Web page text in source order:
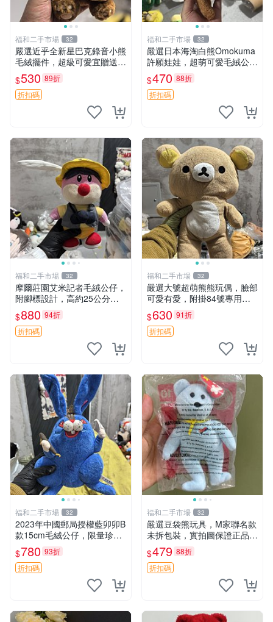
福和二手市場 32
嚴選近乎全新星巴克錄音小熊
毛絨擺件，超級可愛宜贈送掛
飾 錄音小熊 毛絨擺件 贈品
$530 89折
折扣碼
福和二手市場 32
嚴選日本海淘白熊Omokuma
許願娃娃，超萌可愛毛絨公仔
推薦收藏 白熊 Omokuma 毛
絨玩具 偽裝娃娃 玩具擺飾
$470 88折
折扣碼
福和二手市場 32
摩爾莊園艾米記者毛絨公仔，
附腳標設計，高約25公分，
全新未拆封，限量珍藏。艾米
記者 毛絨公仔 超萌玩偶
$880 94折
折扣碼
福和二手市場 32
嚴選大號超萌熊熊玩偶，臉部
可愛有愛，附掛84號專用
袋，適合收藏與送禮 寶寶熊
玩具 熊抱枕
$630 91折
折扣碼
福和二手市場 32
2023年中國郵局授權藍卯卯B
款15cm毛絨公仔，限量珍藏
版 毛絨玩具 新年禮品 藍卯卯
限量版 15cm
$780 93折
折扣碼
福和二手市場 32
嚴選豆袋熊玩具，M家聯名款
未拆包裝，實拍圖保證正品
豆袋玩具 嚴選 M家 豆袋熊
$479 88折
折扣碼